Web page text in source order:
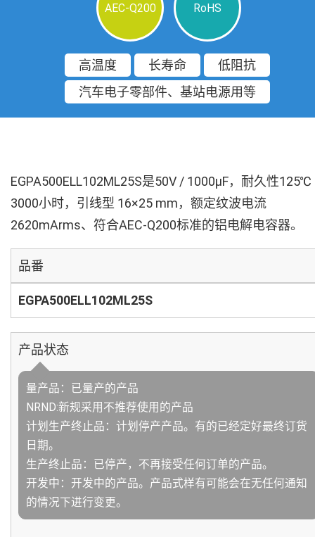
AEC-Q200 RoHS
高温度 长寿命
低阻抗
汽车电子零部件、基站电源用等
EGPA500ELL102ML25S是50V / 1000µF，耐久性125℃
3000小时，引线型 16×25 mm，额定纹波电流
2620mArms、符合AEC-Q200标准的铝电解电容器。
品番
EGPA500ELL102ML25S
产品状态
量产品：已量产的产品
NRND:新规采用不推荐使用的产品
计划生产终止品：计划停产产品。有的已经定好最终订货
日期。
生产终止品：已停产，不再接受任何订单的产品。
开发中：开发中的产品。产品式样有可能会在无任何通知
的情况下进行变更。